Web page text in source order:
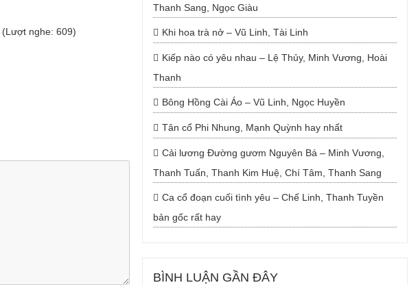
(Lượt nghe: 609)
Thanh Sang, Ngọc Giàu
Khi hoa trà nở – Vũ Linh, Tài Linh
Kiếp nào có yêu nhau – Lệ Thủy, Minh Vương, Hoài
Thanh
Bông Hồng Cài Áo – Vũ Linh, Ngọc Huyền
Tân cổ Phi Nhung, Mạnh Quỳnh hay nhất
Cải lương Đường gươm Nguyên Bá – Minh Vương,
Thanh Tuấn, Thanh Kim Huệ, Chí Tâm, Thanh Sang
Ca cổ đoạn cuối tình yêu – Chế Linh, Thanh Tuyền
bản gốc rất hay
BÌNH LUẬN GẦN ĐÂY